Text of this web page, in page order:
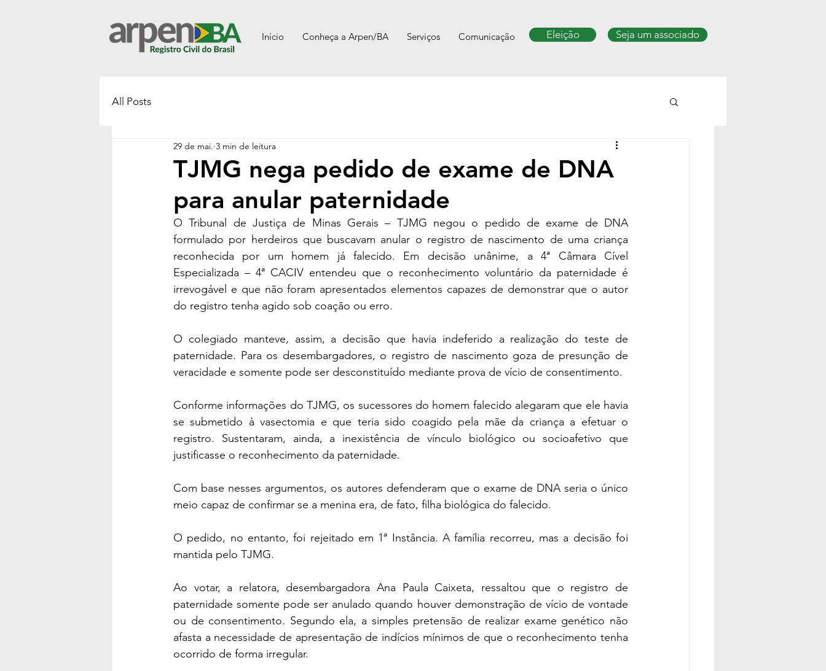
Início Conheça a Arpen/BA Serviços Comunicação Eleição Seja um associado
All Posts
TJMG nega pedido de exame de DNA
para anular paternidade
29 de mai. 3 min de leitura
O Tribunal de Justiça de Minas Gerais – TJMG negou o pedido de exame de DNA
formulado por herdeiros que buscavam anular o registro de nascimento de uma criança
reconhecida por um homem já falecido. Em decisão unânime, a 4ª Câmara Cível
Especializada – 4ª CACIV entendeu que o reconhecimento voluntário da paternidade é
irrevogável e que não foram apresentados elementos capazes de demonstrar que o autor
do registro tenha agido sob coação ou erro.
O colegiado manteve, assim, a decisão que havia indeferido a realização do teste de
paternidade. Para os desembargadores, o registro de nascimento goza de presunção de
veracidade e somente pode ser desconstituído mediante prova de vício de consentimento.
Conforme informações do TJMG, os sucessores do homem falecido alegaram que ele havia
se submetido à vasectomia e que teria sido coagido pela mãe da criança a efetuar o
registro. Sustentaram, ainda, a inexistência de vínculo biológico ou socioafetivo que
justificasse o reconhecimento da paternidade.
Com base nesses argumentos, os autores defenderam que o exame de DNA seria o único
meio capaz de confirmar se a menina era, de fato, filha biológica do falecido.
O pedido, no entanto, foi rejeitado em 1ª Instância. A família recorreu, mas a decisão foi
mantida pelo TJMG.
Ao votar, a relatora, desembargadora Ana Paula Caixeta, ressaltou que o registro de
paternidade somente pode ser anulado quando houver demonstração de vício de vontade
ou de consentimento. Segundo ela, a simples pretensão de realizar exame genético não
afasta a necessidade de apresentação de indícios mínimos de que o reconhecimento tenha
ocorrido de forma irregular.